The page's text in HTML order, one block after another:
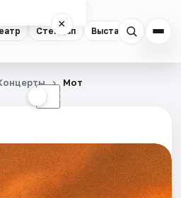
Стендап Выставки
×
☾
Мот